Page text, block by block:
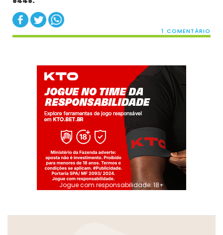
1 COMENTÁRIO
Jogue com responsabilidade. 18+